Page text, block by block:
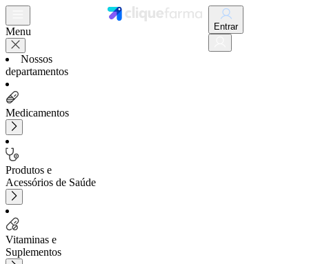
Menu
Nossos
departamentos
Medicamentos
Produtos e
Acessórios de Saúde
Vitaminas e
Suplementos
Entrar